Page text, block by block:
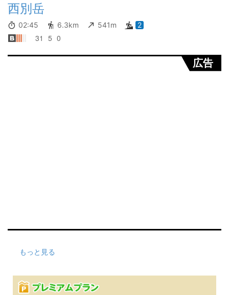
西別岳
02:45 6.3km 541m 2
31 5 0
広告
もっと見る